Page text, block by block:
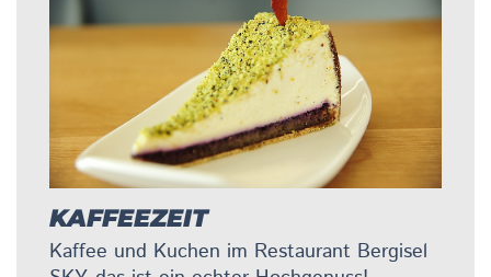
KAFFEEZEIT
Kaffee und Kuchen im Restaurant Bergisel